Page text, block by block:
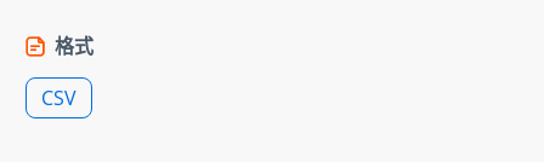
格式
CSV